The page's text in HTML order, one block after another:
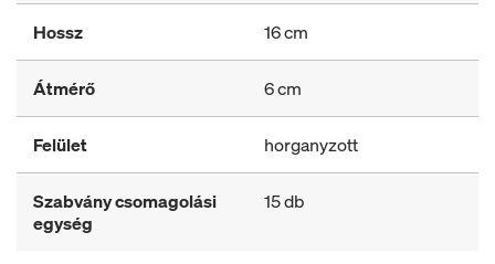
Hossz 16 cm
Átmérő 6 cm
Felület horganyzott
Szabvány csomagolási
egység
15 db